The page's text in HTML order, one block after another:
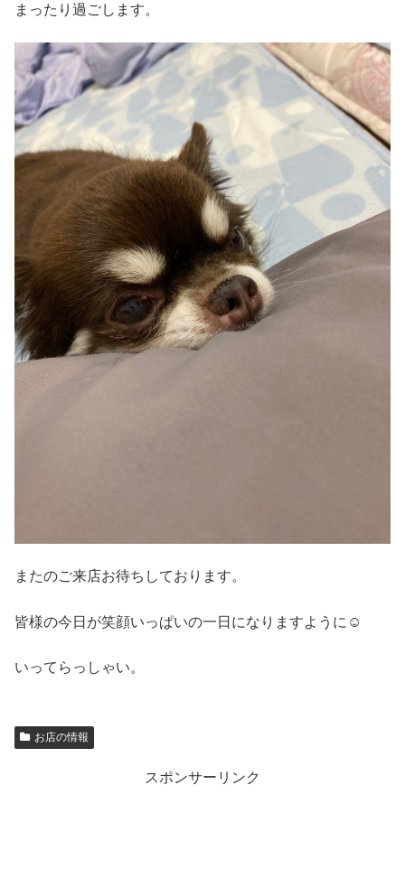
まったり過ごします。
またのご来店お待ちしております。
皆様の今日が笑顔いっぱいの一日になりますように☺
いってらっしゃい。
お店の情報
スポンサーリンク